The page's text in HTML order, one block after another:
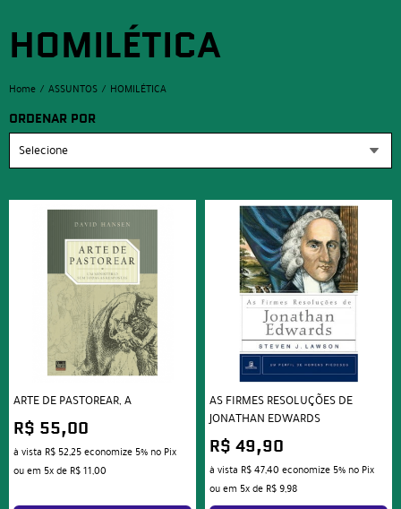
HOMILÉTICA
Home ASSUNTOS HOMILÉTICA
ORDENAR POR
Selecione
ARTE DE PASTOREAR, A
R$ 55,00
à vista R$ 52,25economize 5% no Pix
ou em 5xde R$ 11,00
AS FIRMES RESOLUÇÕES DE
JONATHAN EDWARDS
R$ 49,90
à vista R$ 47,40 economize 5% no Pix
ou em 5xde R$ 9,98